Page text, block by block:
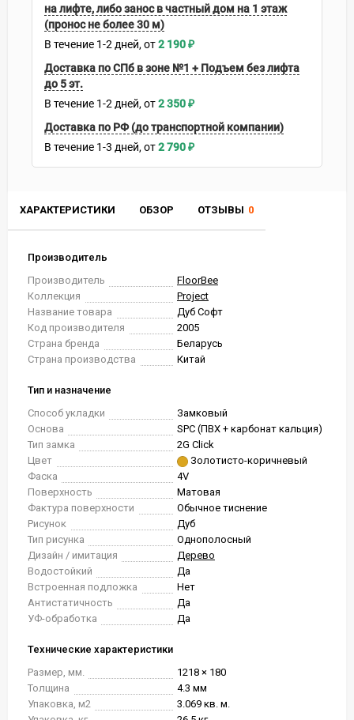
ХАРАКТЕРИСТИКИ ОБЗОР ОТЗЫВЫ 0
Производитель
Производитель
FloorBee
Коллекция
Project
Название товара
Дуб Софт
Код производителя
2005
Страна бренда
Беларусь
Страна производства
Китай
Тип и назначение
Способ укладки
Замковый
Основа
SPC (ПВХ + карбонат кальция)
Тип замка
2G Click
Цвет
Золотисто-коричневый
Фаска
4V
Поверхность
Матовая
Фактура поверхности
Обычное тиснение
Рисунок
Дуб
Тип рисунка
Однополосный
Дизайн / имитация
Дерево
Водостойкий
Да
Встроенная подложка
Нет
Антистатичность
Да
УФ-обработка
Да
Технические характеристики
Размер, мм.
1218 × 180
Толщина
4.3 мм
Упаковка, м2
3.069 кв. м.
на лифте, либо занос в частный дом на 1 этаж
(пронос не более 30 м)
В течение 1-2 дней 2 190₽
Доставка по СПб в зоне №1 + Подъем без лифта
до 5 эт.
В течение 1-2 дней 2 350₽
Доставка по РФ (до транспортной компании)
В течение 1-3 дней 2 790₽